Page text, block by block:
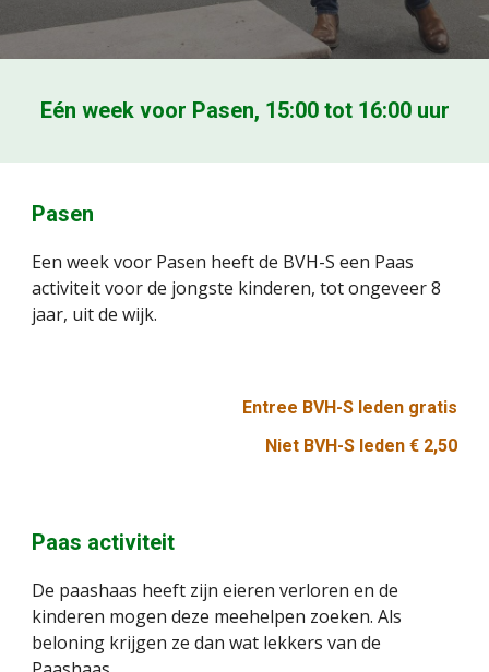
Eén week voor Pasen, 15:00 tot 16:00 uur
Pasen
Een week voor Pasen heeft de BVH-S een Paas
activiteit voor de jongste kinderen, tot ongeveer 8
jaar, uit de wijk.
Entree BVH-S leden gratis
Niet BVH-S leden € 2,50
Paas activiteit
De paashaas heeft zijn eieren verloren en de
kinderen mogen deze meehelpen zoeken. Als
beloning krijgen ze dan wat lekkers van de